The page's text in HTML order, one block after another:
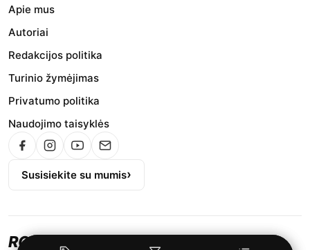
Apie mus
Autoriai
Redakcijos politika
Turinio žymėjimas
Privatumo politika
Naudojimo taisyklės
Susisiekite su mumis
ROJUS.LT RECEPTAI